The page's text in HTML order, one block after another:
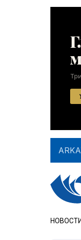
НОВОСТИ